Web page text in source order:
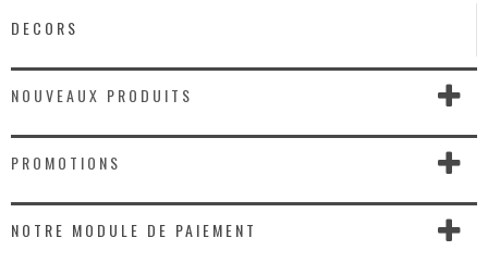
DECORS
NOUVEAUX PRODUITS
PROMOTIONS
NOTRE MODULE DE PAIEMENT